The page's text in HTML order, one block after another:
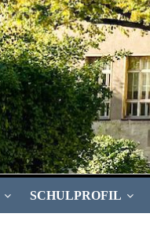
SCHULPROFIL